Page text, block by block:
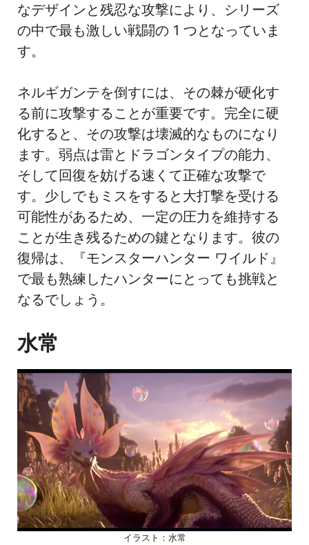
なデザインと残忍な攻撃により、シリーズ
の中で最も激しい戦闘の 1 つとなっていま
す。
ネルギガンテを倒すには、その棘が硬化す
る前に攻撃することが重要です。完全に硬
化すると、その攻撃は壊滅的なものになり
ます。弱点は雷とドラゴンタイプの能力、
そして回復を妨げる速くて正確な攻撃で
す。少しでもミスをすると大打撃を受ける
可能性があるため、一定の圧力を維持する
ことが生き残るための鍵となります。彼の
復帰は、『モンスターハンター ワイルド』
で最も熟練したハンターにとっても挑戦と
なるでしょう。
水常
イラスト：水常